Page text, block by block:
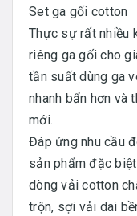
Set ga gối cotton
Thực sự rất nhiều
riêng ga gối cho
tần suất dùng ga
nhanh bẩn hơn và
mới.
Đáp ứng nhu cầu
sản phẩm đặc
dòng vải cotton
trộn, sợi vải dai